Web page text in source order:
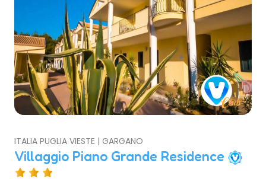
ITALIA PUGLIA VIESTE | GARGANO
Villaggio Piano Grande Residence